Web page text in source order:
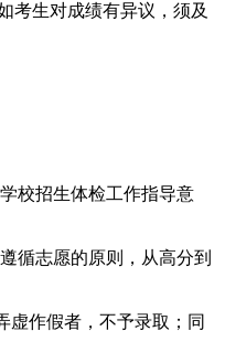
考生对成绩有异议，须及
校招生体检工作指导意
循志愿的原则，从高分到
虚作假者，不予录取；同